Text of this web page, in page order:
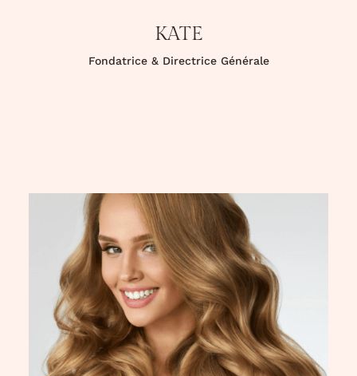
KATE
Fondatrice & Directrice Générale